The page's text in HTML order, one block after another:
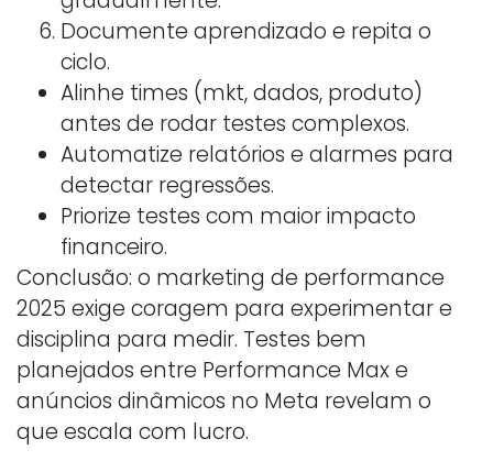
Documente aprendizado e repita o
ciclo.
Alinhe times (mkt, dados, produto)
antes de rodar testes complexos.
Automatize relatórios e alarmes para
detectar regressões.
Priorize testes com maior impacto
financeiro.
Conclusão: o marketing de performance
2025 exige coragem para experimentar e
disciplina para medir. Testes bem
planejados entre Performance Max e
anúncios dinâmicos no Meta revelam o
que escala com lucro.